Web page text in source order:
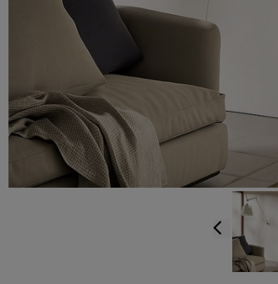
arrow_back_ios